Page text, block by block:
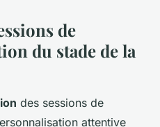
de
du stade de la
des sessions de
attentive